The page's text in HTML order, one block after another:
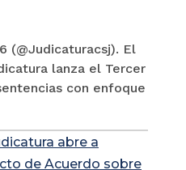
(@Judicaturacsj). El
lanza el Tercer
con enfoque
abre a
de Acuerdo sobre